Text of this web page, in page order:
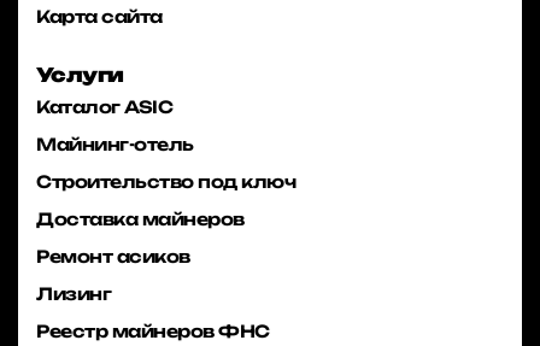
Карта сайта
Услуги
Каталог ASIC
Майнинг-отель
Строительство под ключ
Доставка майнеров
Ремонт асиков
Лизинг
Реестр майнеров ФНС